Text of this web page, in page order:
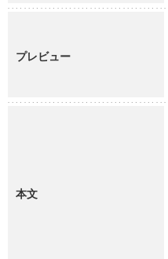
学術雑誌掲載論文等(8)
プレビュー
本文